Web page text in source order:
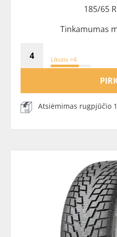
185/65
Tinkamumas
Likutis >4
Atsiėmimas rugpjūčio